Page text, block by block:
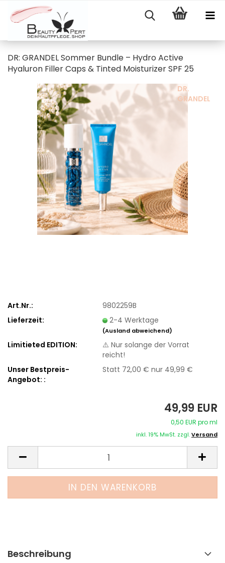
DR: GRANDEL Sommer Bundle – Hydro Active
Hyaluron Filler Caps & Tinted Moisturizer SPF 25
DR.
GRANDEL
Art.Nr.:
9802259B
Lieferzeit:
2-4 Werktage
(Ausland abweichend)
Limitieted EDITION:
⚠️ Nur solange der Vorrat
reicht!
Unser Bestpreis-
Angebot: :
Statt 72,00 € nur 49,99 €
49,99 EUR
0,50 EUR pro ml
inkl. 19% MwSt. zzgl.Versand
Beschreibung